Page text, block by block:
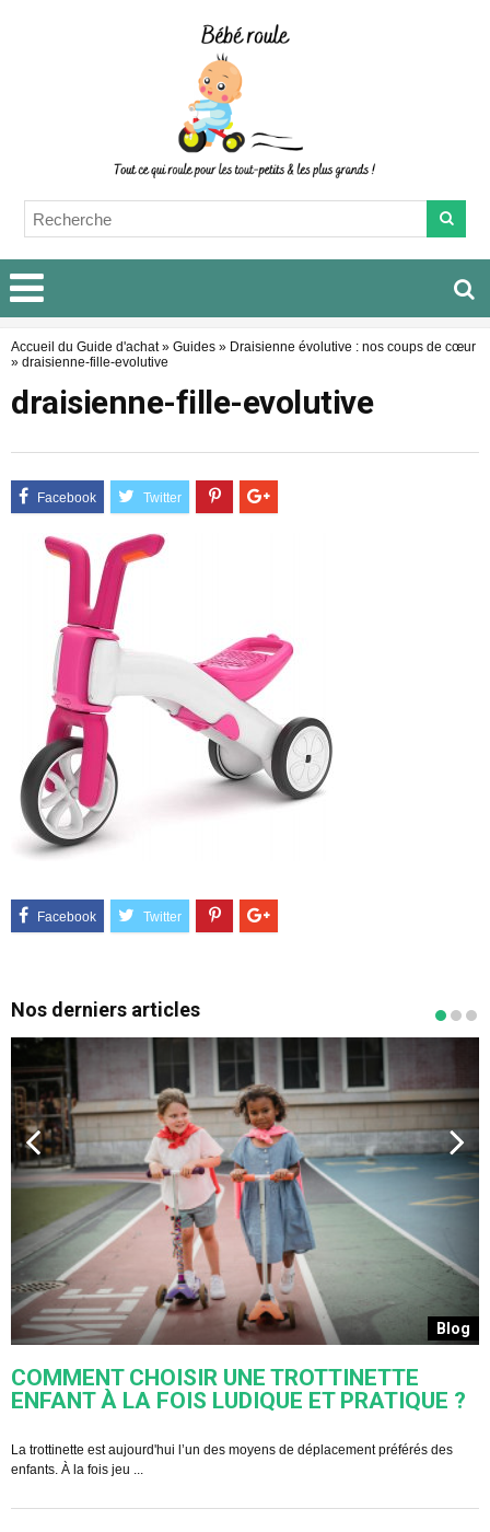
Accueil du Guide d'achat» Guides » Draisienne évolutive : nos coups de cœur
» draisienne-fille-evolutive
draisienne-fille-evolutive
Nos derniers articles
Blog
COMMENT CHOISIR UNE TROTTINETTE
ENFANT À LA FOIS LUDIQUE ET PRATIQUE ?
La trottinette est aujourd'hui l’un des moyens de déplacement préférés des
enfants. À la fois jeu ...